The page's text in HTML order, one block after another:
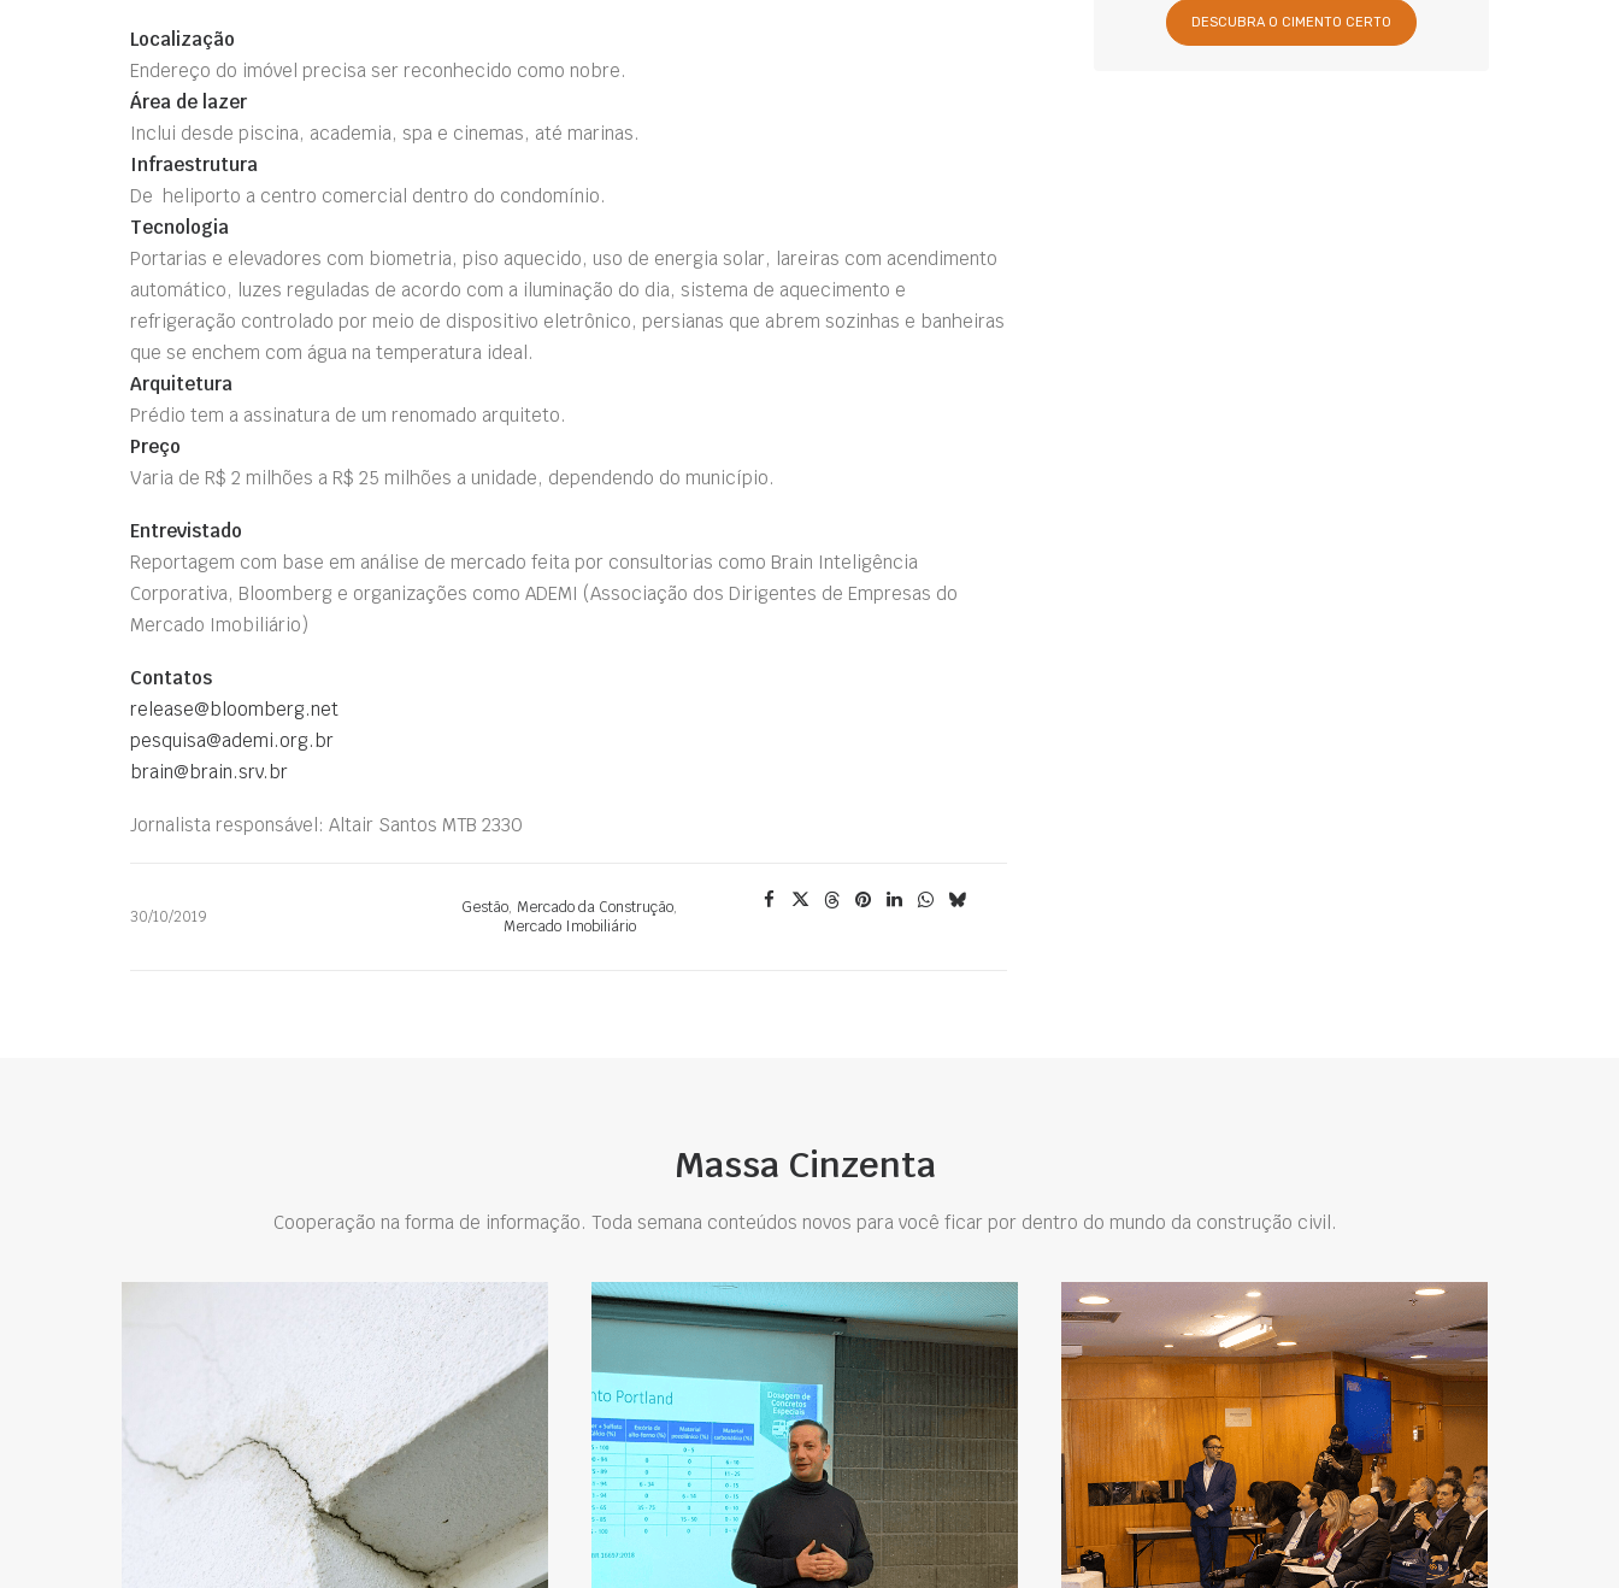
Localização
Endereço do imóvel precisa ser reconhecido como nobre.
Área de lazer
Inclui desde piscina, academia, spa e cinemas, até marinas.
Infraestrutura
De heliporto a centro comercial dentro do condomínio.
Tecnologia
Portarias e elevadores com biometria, piso aquecido, uso de energia solar, lareiras com acendimento
automático, luzes reguladas de acordo com a iluminação do dia, sistema de aquecimento e
refrigeração controlado por meio de dispositivo eletrônico, persianas que abrem sozinhas e banheiras
que se enchem com água na temperatura ideal.
Arquitetura
Prédio tem a assinatura de um renomado arquiteto.
Preço
Varia de R$ 2 milhões a R$ 25 milhões a unidade, dependendo do município.
Entrevistado
Reportagem com base em análise de mercado feita por consultorias como Brain Inteligência
Corporativa, Bloomberg e organizações como ADEMI (Associação dos Dirigentes de Empresas do
Mercado Imobiliário)
Contatos
release@bloomberg.net
pesquisa@ademi.org.br
brain@brain.srv.br
Jornalista responsável: Altair Santos MTB 2330
30/10/2019 Gestão, Mercado da Construção,
Mercado Imobiliário
DESCUBRA O CIMENTO CERTO
Massa Cinzenta
Cooperação na forma de informação. Toda semana conteúdos novos para você ficar por dentro do mundo da construção civil.